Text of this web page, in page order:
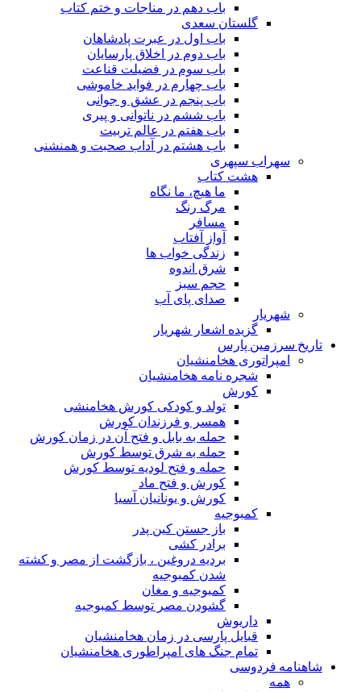
باب دهم در مناجات و ختم کتاب
گلستان سعدی
باب اول در عبرت پادشاهان
باب دوم در اخلاق پارسایان
باب سوم در فضیلت قناعت
باب چهارم در فواید خاموشى
باب پنجم در عشق و جوانى
باب ششم در ناتوانى و پیرى
باب هفتم در عالم تربیت
باب هشتم در آداب صحبت و همنشنى
سهراب سپهری
هشت کتاب
ما هیچ، ما نگاه
مرگ رنگ
مسافر
آواز آفتاب
زندگی خواب ها
شرق اندوه
حجم سبز
صدای پای آب
شهریار
گزیده اشعار شهریار
تاریخ سرزمین پارس
امپراتوری هخامنشیان
شجره نامه هخامنشیان
کورش
تولد و کودکی کورش هخامنشی
همسر و فرزندان کورش
حمله به بابل و فتح آن در زمان کورش
حمله به شرق توسط کورش
حمله و فتح لودیه توسط کورش
کورش و فتح ماد
کورش و یونانیان آسیا
کمبوجیه
باز جستن کین پدر
برادر کشی
بردیه دروغین ، بازگشت از مصر و کشته
شدن کمبوجیه
کمبوجیه و مغان
گشودن مصر توسط کمبوجیه
داریوش
قبایل پارسی در زمان هخامنشیان
تمام جنگ های امپراطوری هخامنشیان
شاهنامه فردوسی
همه